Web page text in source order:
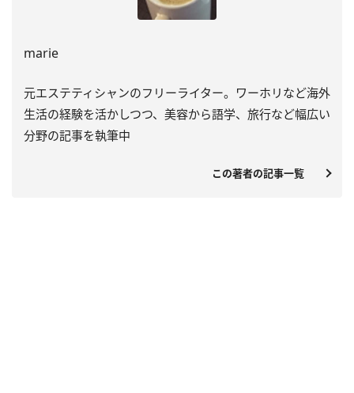
marie
元エステティシャンのフリーライター。ワーホリなど海外
生活の経験を活かしつつ、美容から語学、旅行など幅広い
分野の記事を執筆中
この著者の記事一覧